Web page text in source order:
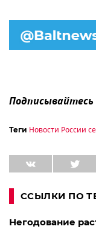
Теги Новости России
ССЫЛКИ ПО
Негодование